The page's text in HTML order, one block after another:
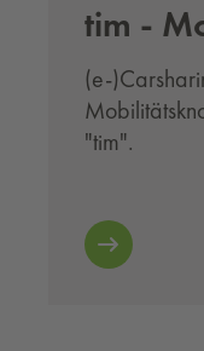
tim -
(e-
"tim".